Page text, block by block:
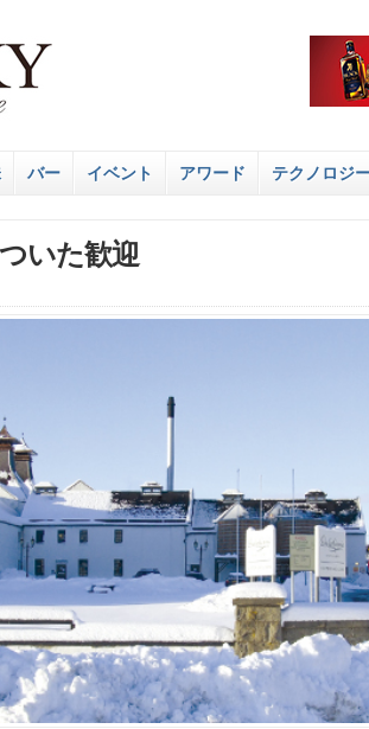
バー イベント アワード テクノロジ
いた歓迎